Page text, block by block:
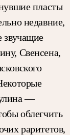
пласты
недавние,
звучащие
Свенсена,
—
облегчить
раритетов,